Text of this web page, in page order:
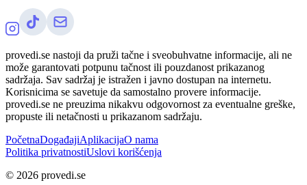
provedi.se nastoji da pruži tačne i sveobuhvatne informacije, ali ne
može garantovati potpunu tačnost ili pouzdanost prikazanog
sadržaja. Sav sadržaj je istražen i javno dostupan na internetu.
Korisnicima se savetuje da samostalno provere informacije.
provedi.se ne preuzima nikakvu odgovornost za eventualne greške,
propuste ili netačnosti u prikazanom sadržaju.
PočetnaDogađajiAplikacijaO nama
Politika privatnostiUslovi korišćenja
© 2026 provedi.se